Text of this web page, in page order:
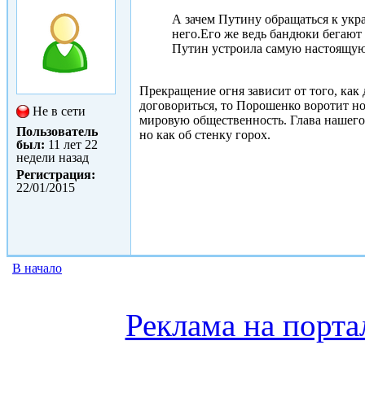
Не в сети
Пользователь
был: 11 лет 22
недели назад
Регистрация:
22/01/2015
А зачем Путину обращаться к
него.Его же ведь бандюки
Путин устроила самую
Прекращение огня зависит от того,
договориться, то Порошенко
мировую общественность. Глава
но как об стенку горох.
В начало
Реклама на